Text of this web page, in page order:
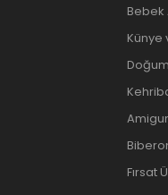
Bebek
Künye
Fırsat